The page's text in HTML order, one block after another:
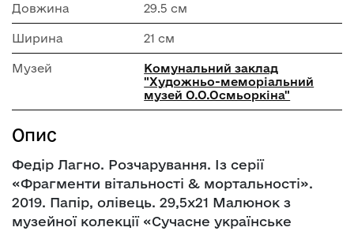
Довжина 29.5 см
Ширина 21 см
Музей
Комунальний заклад
"Художньо-меморіальний
музей О.О.Осмьоркіна"
Опис
Федір Лагно. Розчарування. Із серії
«Фрагменти вітальності & мортальності».
2019. Папір, олівець. 29,5х21 Малюнок з
музейної колекції «Сучасне українське